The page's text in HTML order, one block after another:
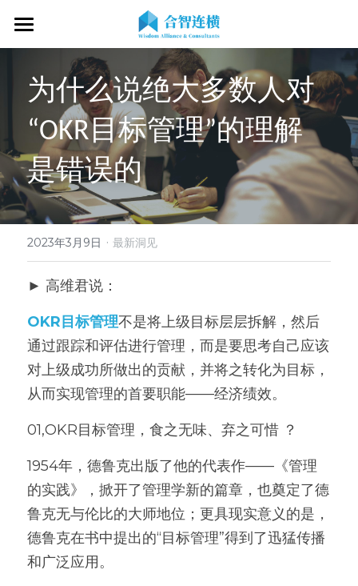
首页
关于我们
关于我们
OKR专家
战略伙伴
客户见证
专业服务
OKR服务体系
OKR系统落地陪跑
OKR战略解码
OKR工作坊/定制培训
OKR教练认证/训战
经营分析会
高质量复盘
OKR教练认证
了解COC
OKR证书查询
学习资源
专家视频
专业书籍
在线课程
最新洞见
新闻动态
搜索
现在预约
为什么说绝大多数人对
“OKR目标管理”的理解
是错误的
2023年3月9日 · 最新洞见
► 高维君说：
OKR目标管理不是将上级目标层层拆解，然后
通过跟踪和评估进行管理，而是要思考自己应该
对上级成功所做出的贡献，并将之转化为目标，
从而实现管理的首要职能——经济绩效。
01,OKR目标管理，食之无味、弃之可惜 ？
1954年，德鲁克出版了他的代表作——《管理
的实践》，掀开了管理学新的篇章，也奠定了德
鲁克无与伦比的大师地位；更具现实意义的是，
德鲁克在书中提出的“目标管理”得到了迅猛传播
和广泛应用。